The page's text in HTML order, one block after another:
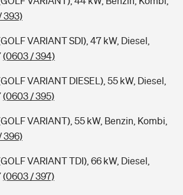
393)
VARIANT SDI), 47 kW, Diesel,
(0603 / 394)
VARIANT DIESEL), 55 kW, Diesel,
(0603 / 395)
VARIANT), 55 kW, Benzin, Kombi,
396)
VARIANT TDI), 66 kW, Diesel,
(0603 / 397)